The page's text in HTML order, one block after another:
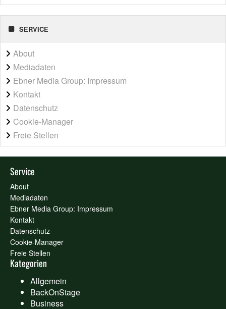
SERVICE
About
Mediadaten
Ebner Media Group: Impressum
Kontakt
Datenschutz
Cookie-Manager
Freie Stellen
Service
About
Mediadaten
Ebner Media Group: Impressum
Kontakt
Datenschutz
Cookie-Manager
Freie Stellen
Kategorien
Allgemein
BackOnStage
Business